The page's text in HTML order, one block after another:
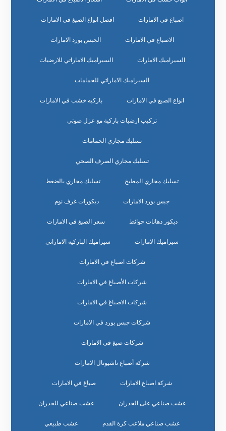
اصباغ في الامارات افضل انواع الصبغ في الامارات
الاصباغ في الامارات الجبس بورد الامارات
السيراميك الامارات السيراميك الاماراتي للارضيات
السيراميك الاماراتي للحمامات
انواع الصبغ في الامارات باركيه خشب في الامارات
تركيب ارضيات باركية مع عزل صوتي
تسليك مجاري الحمامات
تسليك مجاري الصرف الصحي
تسليك مجاري المطبخ تسليك مجاري بالضغط
جبس بورد الامارات ديكورات غرف نوم
ديكور دهانات حوائط سعر الصبغ في الامارات
سيراميك الامارات سيراميك الباركيه الاماراتي
شركات اصباغ في الامارات
شركات الأصباغ في الامارات
شركات الاصباغ في الامارات
شركات جبس بورد في الامارات
شركات صبغ في الامارات
شركة أصباغ ناشيونال الامارات
شركة اصباغ الامارات صباغ في الامارات
عشب صناعي على الجدران عشب صناعي للجدران
عشب صناعي ملاعب كرة القدم عشب طبيعي